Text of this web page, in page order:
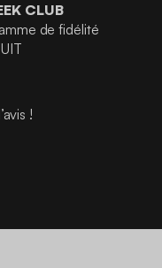
CLUB
de fidélité
!